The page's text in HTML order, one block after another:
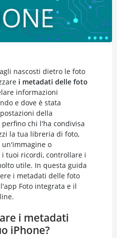
nascosti dietro le foto
i metadati delle foto
informazioni
e dove è stata
della
chi l'ha condivisa
la tua libreria di foto,
o
tuoi ricordi, controllare i
utile. In questa guida
i metadati delle foto
Foto integrata e il
i metadati
iPhone?